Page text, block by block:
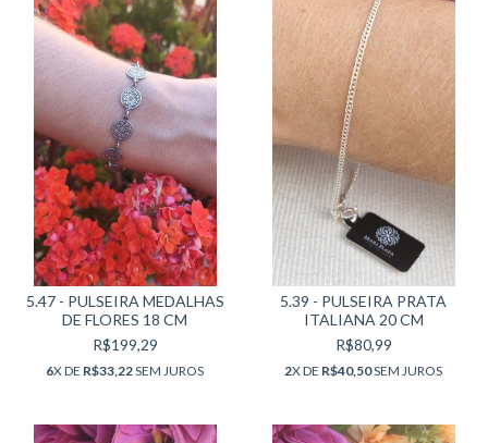
5.47 - PULSEIRA MEDALHAS
DE FLORES 18 CM
R$199,29
6X DE R$33,22SEM JUROS
5.39 - PULSEIRA PRATA
ITALIANA 20 CM
R$80,99
2X DE R$40,50SEM JUROS